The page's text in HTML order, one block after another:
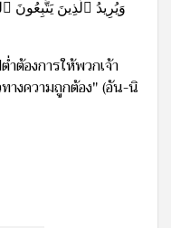
ต้องการให้พวกเจ้า
างความถูกต้อง" (อัน-นิ